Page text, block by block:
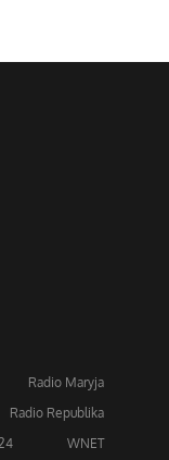
Radio Maryja
Radio Republika
WNET